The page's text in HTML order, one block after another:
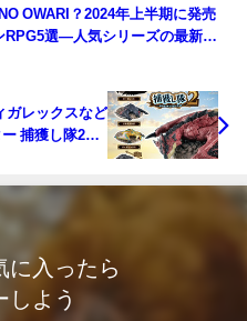
OWARI？2024年上半期に発売
RPG5選―人気シリーズの最新作
ガレックスなど
捕獲し隊2」8
に入ったら
しよう